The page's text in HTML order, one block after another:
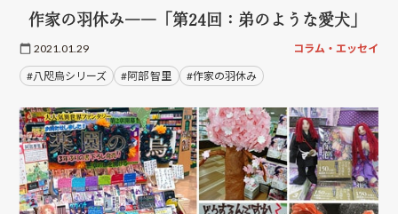
作家の羽休み――「第24回：弟のような愛犬」
2021.01.29 コラム・エッセイ
#八咫烏シリーズ #阿部 智里 #作家の羽休み